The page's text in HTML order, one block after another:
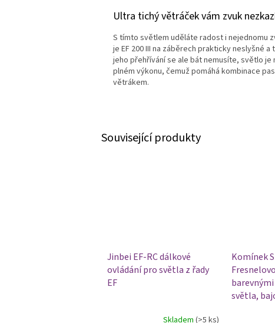
Související produkty
Jinbei EF-RC dálkové
ovládání pro světla z řady
EF
Skladem (>5 ks)
Komínek
světla,
Ultra tichý větráček vám zvuk
S tímto světlem uděláte radost i nejednomu
je EF 200 III na záběrech prakticky neslyšné
jeho přehřívání se ale bát nemusíte, světlo
plném výkonu, čemuž pomáhá kombinace
větrákem.